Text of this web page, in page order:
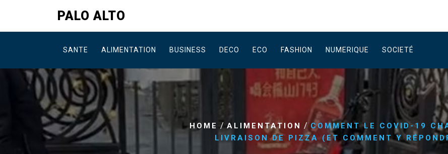
content
PALO ALTO
SANTE ALIMENTATION BUSINESS DECO ECO FASHION NUMERIQUE SOCIETÉ
HOME / ALIMENTATION /COMMENT LE COVID-19
LIVRAISON DE PIZZA (ET COMMENT Y